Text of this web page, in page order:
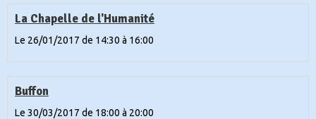
La Chapelle de l'Humanité
Le 26/01/2017 de 14:30 à 16:00
Buffon
Le 30/03/2017 de 18:00 à 20:00